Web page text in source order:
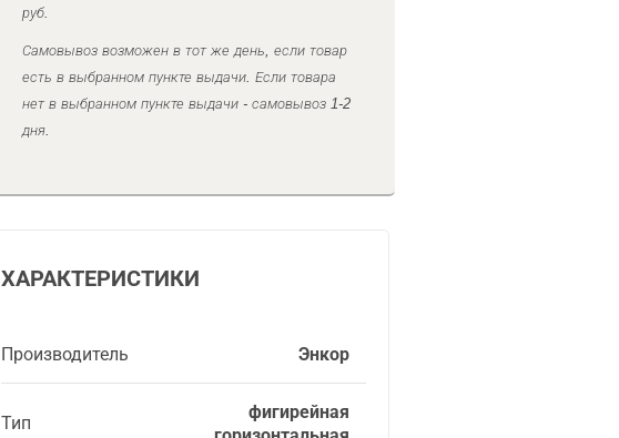
руб.
Самовывоз возможен в тот же день, если товар
есть в выбранном пункте выдачи. Если товара
нет в выбранном пункте выдачи - самовывоз 1-2
дня.
ХАРАКТЕРИСТИКИ
Производитель Энкор
Тип
фигирейная